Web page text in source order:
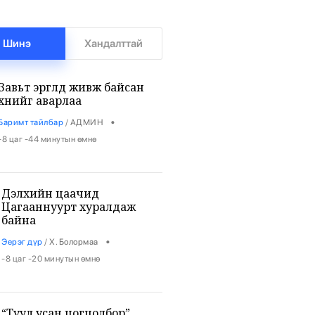
Шинэ Хандалттай
эргүүлүүд живж байсан
аварлаа
тайлбар / АДМИН •
цаг -44 минутын өмнө
Дэлхийн цаачид
Цагааннуурт хуралдаж
байна
Эерэг дүр / Х. Болормаа •
-8 цаг -20 минутын өмнө